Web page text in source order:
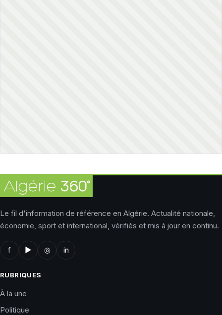
Le fil d'information de référence en Algérie. Actualité nationale,
économie, sport et international, vérifiés et mis à jour en continu.
f ▶ ◎ in
RUBRIQUES
À la une
Politique